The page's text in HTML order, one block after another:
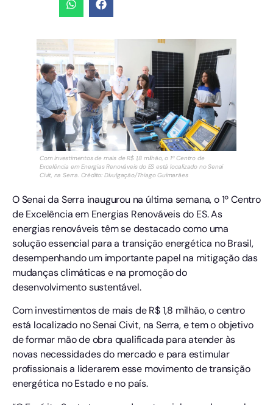
Com investimentos de mais de R$ 1,8 milhão, o 1º Centro de
Excelência em Energias Renováveis do ES está localizado no Senai
Civit, na Serra. Crédito: Divulgação/Thiago Guimarães
O Senai da Serra inaugurou na última semana, o 1º Centro
de Excelência em Energias Renováveis do ES. As
energias renováveis têm se destacado como uma
solução essencial para a transição energética no Brasil,
desempenhando um importante papel na mitigação das
mudanças climáticas e na promoção do
desenvolvimento sustentável.
Com investimentos de mais de R$ 1,8 milhão, o centro
está localizado no Senai Civit, na Serra, e tem o objetivo
de formar mão de obra qualificada para atender às
novas necessidades do mercado e para estimular
profissionais a liderarem esse movimento de transição
energética no Estado e no país.